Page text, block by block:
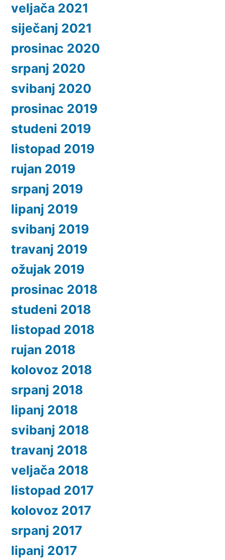
veljača 2021
siječanj 2021
prosinac 2020
srpanj 2020
svibanj 2020
prosinac 2019
studeni 2019
listopad 2019
rujan 2019
srpanj 2019
lipanj 2019
svibanj 2019
travanj 2019
ožujak 2019
prosinac 2018
studeni 2018
listopad 2018
rujan 2018
kolovoz 2018
srpanj 2018
lipanj 2018
svibanj 2018
travanj 2018
veljača 2018
listopad 2017
kolovoz 2017
srpanj 2017
lipanj 2017